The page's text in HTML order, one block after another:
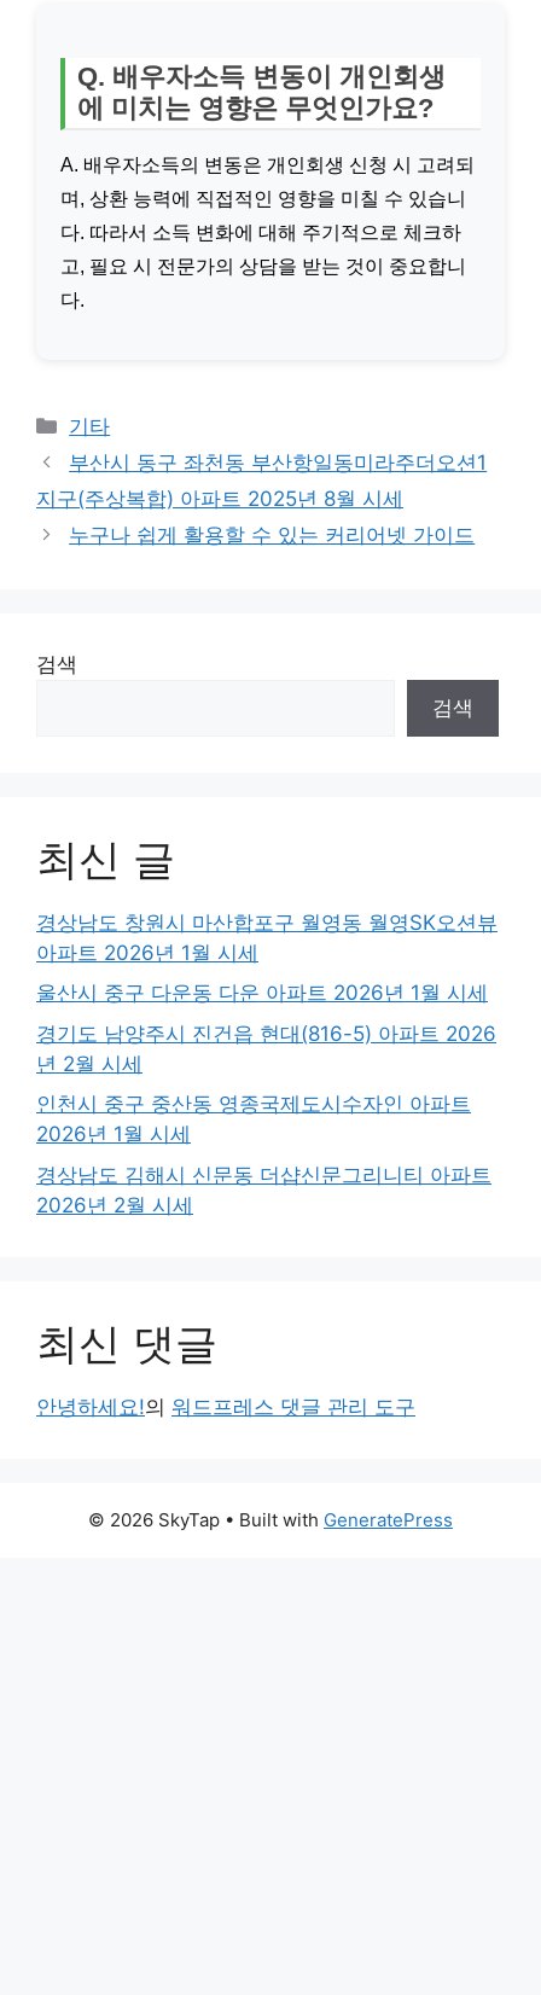
Q. 배우자소득 변동이 개인회생
에 미치는 영향은 무엇인가요?
A. 배우자소득의 변동은 개인회생 신청 시 고려되
며, 상환 능력에 직접적인 영향을 미칠 수 있습니
다. 따라서 소득 변화에 대해 주기적으로 체크하
고, 필요 시 전문가의 상담을 받는 것이 중요합니
다.
Categories
기타
부산시 동구 좌천동 부산항일동미라주더오션1
지구(주상복합) 아파트 2025년 8월 시세
누구나 쉽게 활용할 수 있는 커리어넷 가이드
검색
검색
최신 글
경상남도 창원시 마산합포구 월영동 월영SK오션뷰
아파트 2026년 1월 시세
울산시 중구 다운동 다운 아파트 2026년 1월 시세
경기도 남양주시 진건읍 현대(816-5) 아파트 2026
년 2월 시세
인천시 중구 중산동 영종국제도시수자인 아파트
2026년 1월 시세
경상남도 김해시 신문동 더샵신문그리니티 아파트
2026년 2월 시세
최신 댓글
안녕하세요!의 워드프레스 댓글 관리 도구
© 2026 SkyTap • Built with GeneratePress